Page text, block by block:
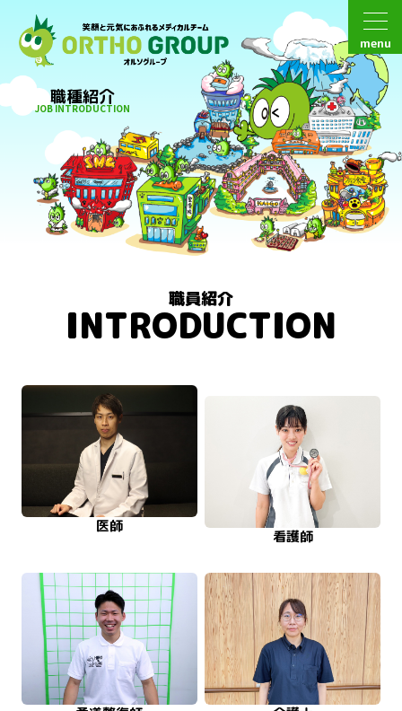
menu
職種紹介
JOB INTRODUCTION
職員紹介
INTRODUCTION
医師
看護師